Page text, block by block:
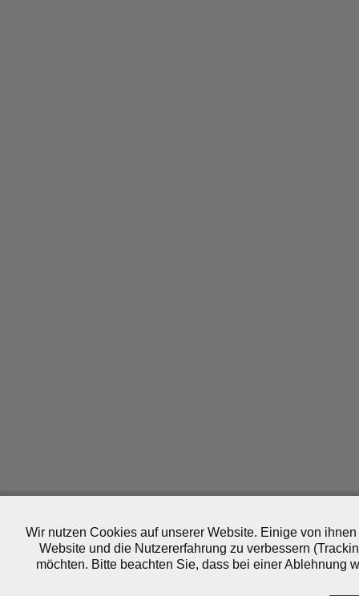
Wir nutzen Cookies auf unserer Website. Einige von
Website und die Nutzererfahrung zu verbessern
möchten. Bitte beachten Sie, dass bei einer Ablehnung